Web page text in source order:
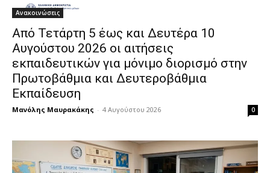
Ανακοινώσεις
Από Τετάρτη 5 έως και Δευτέρα 10
Αυγούστου 2026 οι αιτήσεις
εκπαιδευτικών για μόνιμο διορισμό στην
Πρωτοβάθμια και Δευτεροβάθμια
Εκπαίδευση
Μανόλης Μαυρακάκης - 4 Αυγούστου 2026 0